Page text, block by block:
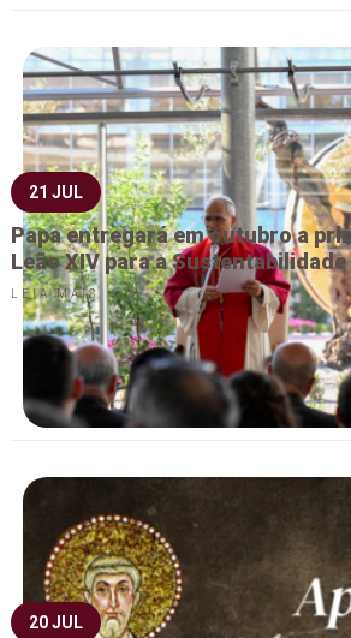
21 JUL
Papa entregará em outubro a
Leão XIV para a Sustentabilidade
LEIA MAIS
20 JUL